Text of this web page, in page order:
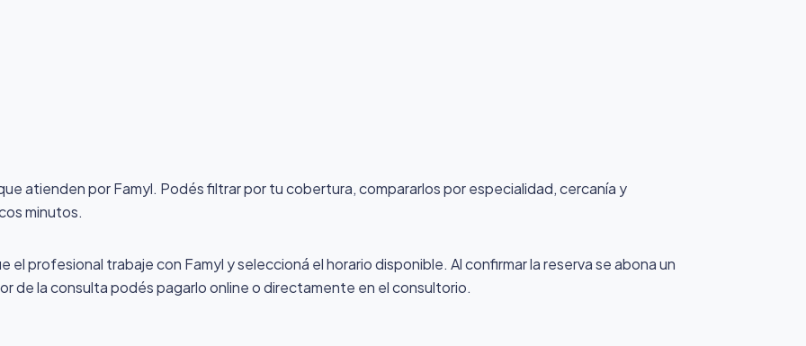
atienden por Famyl. Podés filtrar por tu cobertura, compararlos por especialidad, cercanía y
minutos.
el profesional trabaje con Famyl y seleccioná el horario disponible. Al confirmar la reserva se abona un
de la consulta podés pagarlo online o directamente en el consultorio.